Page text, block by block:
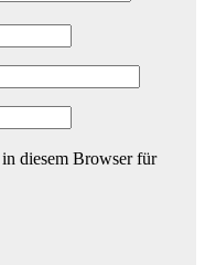
diesem Browser für